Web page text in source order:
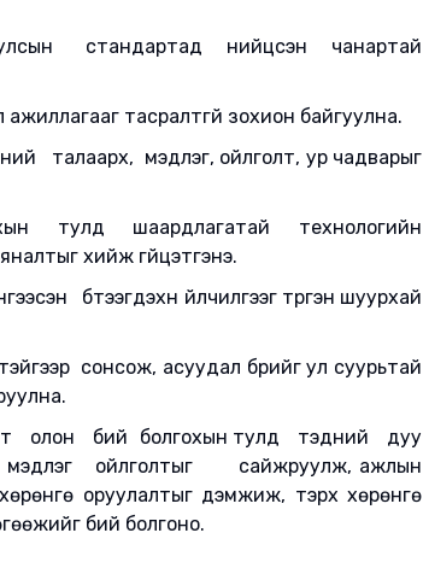
стандартад нийцсэн чанартай
ажиллагааг тасралтгүй зохион байгуулна.
талаарх, мэдлэг, ойлголт, ур чадварыг
тулд шаардлагатай технологийн
хийж гүйцэтгэнэ.
бүтээгдэхүүн үйлчилгээг түргэн шуурхай
сонсож, асуудал бүрийг ул суурьтай
олон бий болгохын тулд тэдний дуу
мэдлэг ойлголтыг сайжруулж, ажлын
оруулалтыг дэмжиж, тэрхүү хөрөнгө
бий болгоно.